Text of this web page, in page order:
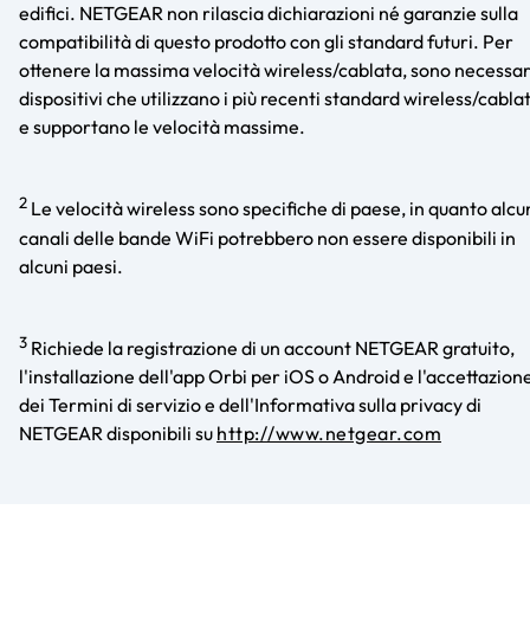
edifici. NETGEAR non rilascia dichiarazioni né garanzie sulla
compatibilità di questo prodotto con gli standard futuri. Per
ottenere la massima velocità wireless/cablata, sono
dispositivi che utilizzano i più recenti standard wireless/
e supportano le velocità massime.
2 Le velocità wireless sono specifiche di paese, in quanto
canali delle bande WiFi potrebbero non essere disponibili in
alcuni paesi.
3 Richiede la registrazione di un account NETGEAR gratuito,
l'installazione dell'app Orbi per iOS o Android e
dei Termini di servizio e dell'Informativa sulla privacy di
NETGEAR disponibili su http://www.netgear.com